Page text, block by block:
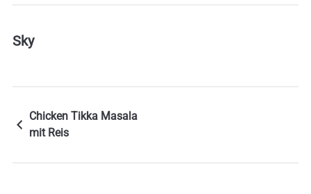
Sky
Chicken Tikka Masala
mit Reis